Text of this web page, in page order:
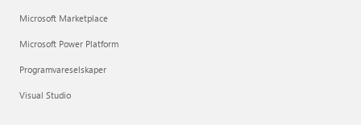
Microsoft Marketplace
Microsoft Power Platform
Programvareselskaper
Visual Studio